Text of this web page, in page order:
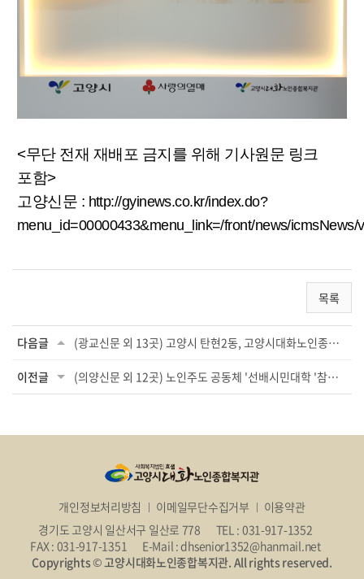
<무단 전재 재배포 금지를 위해 기사원문 링크
포함> ​
고양신문 : http://gyinews.co.kr/index.do?
menu_id=00000433&menu_link=/front/news/
목록
다음글 (광교신문 외 13곳) 고양시 탄현2동, 고양시대화노인종합복지관 간담회 개최
이전글 (의양신문 외 12곳) 노인주도 공동체 '선배시민대학 '참여자 모집
개인정보처리방침 이메일무단수집거부
이용약관
경기도 고양시 일산서구 일산로 778
TEL : 031-917-1352
FAX : 031-917-1351
E-Mail : dhsenior1352@hanmail.net
Copyrights © 고양시대화노인종합복지관. All rights reserved.